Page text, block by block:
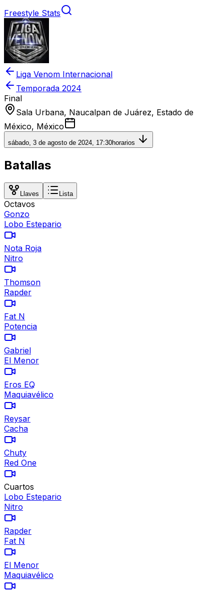
Freestyle Stats
Liga Venom Internacional
Temporada 2024
Final
Sala Urbana, Naucalpan de Juárez, Estado de
México, México
sábado, 3 de agosto de 2024, 17:30horarios
Batallas
Llaves Lista
Octavos
Gonzo
Lobo Estepario
Nota Roja
Nitro
Thomson
Rapder
Fat N
Potencia
Gabriel
El Menor
Eros EQ
Maquiavélico
Reysar
Cacha
Chuty
Red One
Cuartos
Lobo Estepario
Nitro
Rapder
Fat N
El Menor
Maquiavélico